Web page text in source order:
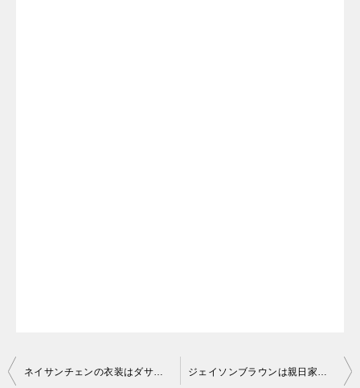
投
ネイサンチェンの衣装はダサい？独特デザインの理由と画像まとめ ジェイソンブラウンは親日家！なぜ日本語が上手？夢は日本で英語の先生